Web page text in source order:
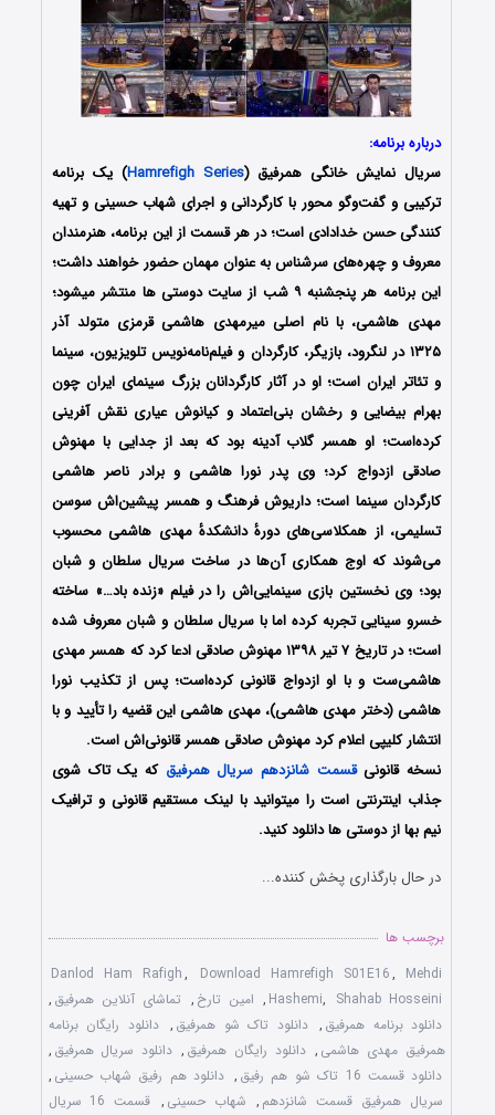
درباره برنامه:
سریال نمایش خانگی همرفیق (Hamrefigh Series) یک برنامه
ترکیبی و گفت‌وگو محور با کارگردانی و اجرای شهاب حسینی و تهیه
کنندگی حسن خدادادی است؛ در هر قسمت از این برنامه، هنرمندان
معروف و چهره‌های سرشناس به عنوان مهمان حضور خواهند داشت؛
این برنامه هر پنجشنبه ۹ شب از سایت دوستی ها منتشر میشود؛
مهدی هاشمی، با نام اصلی میرمهدی هاشمی قرمزی متولد آذر
۱۳۲۵ در لنگرود، بازیگر، کارگردان و فیلم‌نامه‌نویس تلویزیون، سینما
و تئاتر ایران است؛ او در آثار کارگردانان بزرگ سینمای ایران چون
بهرام بیضایی و رخشان بنی‌اعتماد و کیانوش عیاری نقش آفرینی
کرده‌است؛ او همسر گلاب آدینه بود که بعد از جدایی با مهنوش
صادقی ازدواج کرد؛ وی پدر نورا هاشمی و برادر ناصر هاشمی
کارگردان سینما است؛ داریوش فرهنگ و همسر پیشین‌اش سوسن
تسلیمی، از همکلاسی‌های دورهٔ دانشکدهٔ مهدی هاشمی محسوب
می‌شوند که اوج همکاری آن‌ها در ساخت سریال سلطان و شبان
بود؛ وی نخستین بازی سینمایی‌اش را در فیلم «زنده باد…» ساخته
خسرو سینایی تجربه کرده اما با سریال سلطان و شبان معروف شده
است؛ در تاریخ ۷ تیر ۱۳۹۸ مهنوش صادقی ادعا کرد که همسر مهدی
هاشمی‌ست و با او ازدواج قانونی کرده‌است؛ پس از تکذیب نورا
هاشمی (دختر مهدی هاشمی)، مهدی هاشمی این قضیه را تأیید و با
انتشار کلیپی اعلام کرد مهنوش صادقی همسر قانونی‌اش است.
نسخه قانونیقسمت شانزدهم سریال همرفیق که یک تاک شوی
جذاب اینترنتی است را میتوانید با لینک مستقیم قانونی و ترافیک
نیم بها از دوستی ها دانلود کنید.
در حال بارگذاری پخش کننده...
برچسب ها
Danlod Ham Rafigh, Download Hamrefigh S01E16, Mehdi
Hashemi, Shahab Hosseini
, امین تارخ , تماشای آنلاین همرفیق ,
دانلود برنامه همرفیق , دانلود تاک شو همرفیق , دانلود رایگان برنامه
همرفیق مهدی هاشمی , دانلود رایگان همرفیق , دانلود سریال همرفیق ,
دانلود قسمت 16 تاک شو هم رفیق
, دانلود هم رفیق شهاب حسینی ,
سریال همرفیق قسمت شانزدهم , شهاب حسینی , قسمت 16 سریال